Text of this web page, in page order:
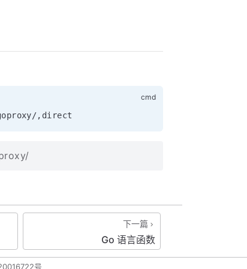
下一篇
Go 语言函数
号